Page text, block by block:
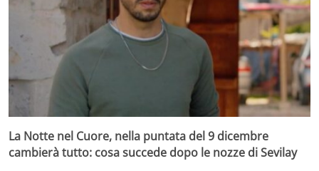
La Notte nel Cuore, nella puntata del 9 dicembre
cambierà tutto: cosa succede dopo le nozze di Sevilay